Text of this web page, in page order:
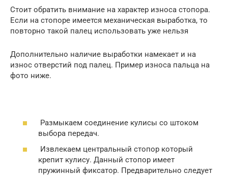
Стоит обратить внимание на характер износа стопора.
Если на стопоре имеется механическая выработка, то
повторно такой палец использовать уже нельзя
Дополнительно наличие выработки намекает и на
износ отверстий под палец. Пример износа пальца на
фото ниже.
Размыкаем соединение кулисы со штоком
выбора передач.
Извлекаем центральный стопор который
крепит кулису. Данный стопор имеет
пружинный фиксатор. Предварительно следует